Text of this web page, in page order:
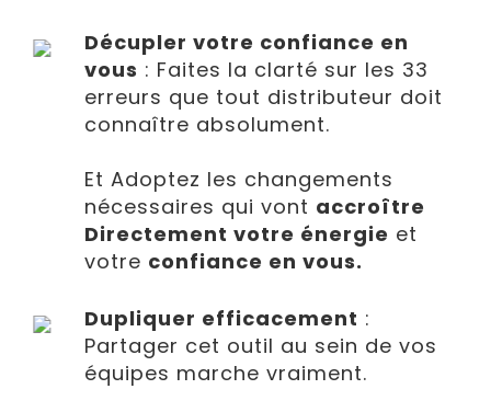
Décupler votre confiance en
vous : Faites la clarté sur les 33
erreurs que tout distributeur doit
connaître absolument.
Et Adoptez les changements
nécessaires qui vont accroître
Directement votre énergie et
votre confiance en vous.
Dupliquer efficacement :
Partager cet outil au sein de vos
équipes marche vraiment.